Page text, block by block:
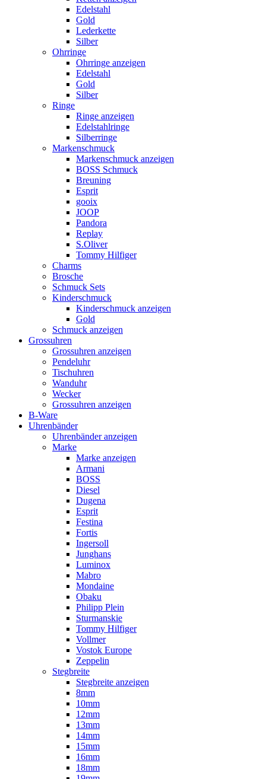
Edelstahl
Gold
Lederkette
Silber
Ohrringe
Ohrringe anzeigen
Edelstahl
Gold
Silber
Ringe
Ringe anzeigen
Edelstahlringe
Silberringe
Markenschmuck
Markenschmuck anzeigen
BOSS Schmuck
Breuning
Esprit
gooix
JOOP
Pandora
Replay
S.Oliver
Tommy Hilfiger
Charms
Brosche
Schmuck Sets
Kinderschmuck
Kinderschmuck anzeigen
Gold
Schmuck anzeigen
Grossuhren
Grossuhren anzeigen
Pendeluhr
Tischuhren
Wanduhr
Wecker
Grossuhren anzeigen
B-Ware
Uhrenbänder
Uhrenbänder anzeigen
Marke
Marke anzeigen
Armani
BOSS
Diesel
Dugena
Esprit
Festina
Fortis
Ingersoll
Junghans
Luminox
Mabro
Mondaine
Obaku
Philipp Plein
Sturmanskie
Tommy Hilfiger
Vollmer
Vostok Europe
Zeppelin
Stegbreite
Stegbreite anzeigen
8mm
10mm
12mm
13mm
14mm
15mm
16mm
18mm